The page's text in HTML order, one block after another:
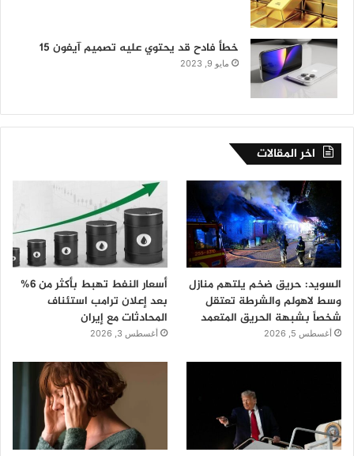
خطأ فادح قد يحتوي عليه تصميم آيفون 15
مايو 9, 2023
اخر المقالات
السويد: حريق ضخم يلتهم منازل
وسط لاهولم والشرطة تعتقل
شخصاً بشبهة الحريق المتعمد
أغسطس 5, 2026
أسعار النفط تهبط بأكثر من 6%
بعد إعلان ترامب استئناف
المحادثات مع إيران
أغسطس 3, 2026